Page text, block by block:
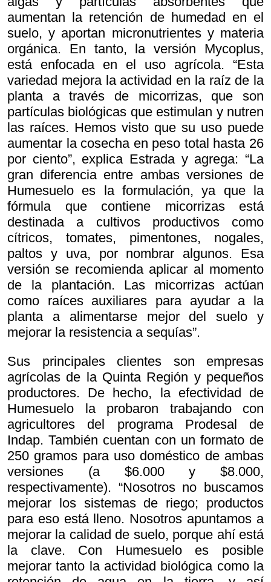
aumentan la retención de humedad en el
suelo, y aportan micronutrientes y materia
orgánica. En tanto, la versión Mycoplus,
está enfocada en el uso agrícola. “Esta
variedad mejora la actividad en la raíz de la
planta a través de micorrizas, que son
partículas biológicas que estimulan y nutren
las raíces. Hemos visto que su uso puede
aumentar la cosecha en peso total hasta 26
por ciento”, explica Estrada y agrega: “La
gran diferencia entre ambas versiones de
Humesuelo es la formulación, ya que la
fórmula que contiene micorrizas está
destinada a cultivos productivos como
cítricos, tomates, pimentones, nogales,
paltos y uva, por nombrar algunos. Esa
versión se recomienda aplicar al momento
de la plantación. Las micorrizas actúan
como raíces auxiliares para ayudar a la
planta a alimentarse mejor del suelo y
mejorar la resistencia a sequías”.
Sus principales clientes son empresas
agrícolas de la Quinta Región y pequeños
productores. De hecho, la efectividad de
Humesuelo la probaron trabajando con
agricultores del programa Prodesal de
Indap. También cuentan con un formato de
250 gramos para uso doméstico de ambas
versiones (a $6.000 y $8.000,
respectivamente). “Nosotros no buscamos
mejorar los sistemas de riego; productos
para eso está lleno. Nosotros apuntamos a
mejorar la calidad de suelo, porque ahí está
la clave. Con Humesuelo es posible
mejorar tanto la actividad biológica como la